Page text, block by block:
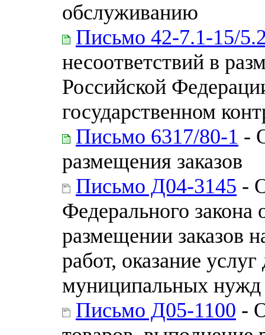
обслуживанию
Письмо 42-7.1-15/
несоответствий в
Российской
государственном
Письмо 6317/80-1 -
размещения заказов
Письмо Д04-3145 -
Федерального
размещении заказов
работ, оказание
муниципальных нужд
Письмо Д05-1100 -